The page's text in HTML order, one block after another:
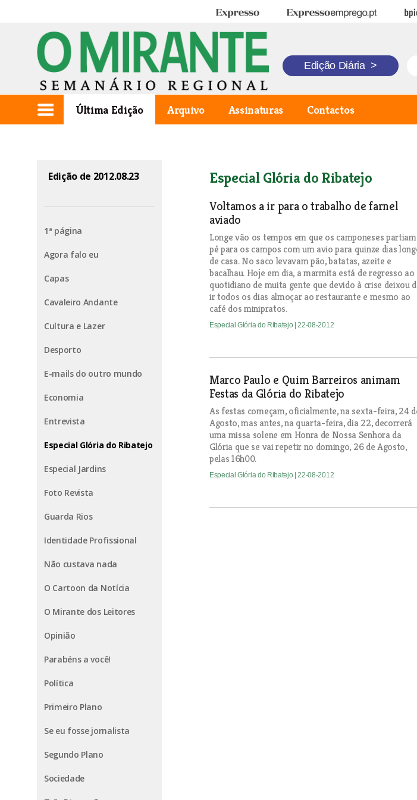
Expresso Expresso Emprego
Edição Diária >
Última Edição Arquivo Assinaturas Contactos
Edição de 2012.08.23
1ª página
Agora falo eu
Capas
Cavaleiro Andante
Cultura e Lazer
Desporto
E-mails do outro mundo
Economia
Entrevista
Especial Glória do Ribatejo
Especial Jardins
Foto Revista
Guarda Rios
Identidade Profissional
Não custava nada
O Cartoon da Notícia
O Mirante dos Leitores
Opinião
Parabéns a você!
Política
Primeiro Plano
Se eu fosse jornalista
Segundo Plano
Sociedade
Especial Glória do Ribatejo
Voltamos a ir para o trabalho de farnel
aviado
Longe vão os tempos em que os camponeses
pé para os campos com um avio para quinze dias
de casa. No saco levavam pão, batatas, azeite e
bacalhau. Hoje em dia, a marmita está de regresso ao
quotidiano de muita gente que devido à crise deixou
ir todos os dias almoçar ao restaurante e mesmo ao
café dos minipratos.
Especial Glória do Ribatejo | 22-08-2012
Marco Paulo e Quim Barreiros animam
Festas da Glória do Ribatejo
As festas começam, oficialmente, na sexta-feira, 24
Agosto, mas antes, na quarta-feira, dia 22, decorrerá
uma missa solene em Honra de Nossa Senhora da
Glória que se vai repetir no domingo, 26 de Agosto,
pelas 16h00.
Especial Glória do Ribatejo | 22-08-2012